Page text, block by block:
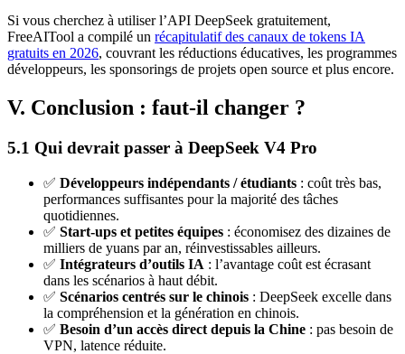
Si vous cherchez à utiliser l’API DeepSeek gratuitement,
FreeAITool a compilé un récapitulatif des canaux de tokens IA
gratuits en 2026, couvrant les réductions éducatives, les programmes
développeurs, les sponsorings de projets open source et plus encore.
V. Conclusion : faut-il changer ?
5.1 Qui devrait passer à DeepSeek V4 Pro
✅ Développeurs indépendants / étudiants : coût très bas,
performances suffisantes pour la majorité des tâches
quotidiennes.
✅ Start-ups et petites équipes : économisez des dizaines de
milliers de yuans par an, réinvestissables ailleurs.
✅ Intégrateurs d’outils IA : l’avantage coût est écrasant
dans les scénarios à haut débit.
✅ Scénarios centrés sur le chinois : DeepSeek excelle dans
la compréhension et la génération en chinois.
✅ Besoin d’un accès direct depuis la Chine : pas besoin de
VPN, latence réduite.